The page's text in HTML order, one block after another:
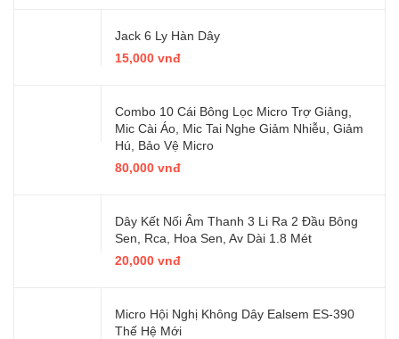
Jack 6 Ly Hàn Dây
15,000 vnđ
Combo 10 Cái Bông Lọc Micro Trợ Giảng,
Mic Cài Áo, Mic Tai Nghe Giảm Nhiễu, Giảm
Hú, Bảo Vệ Micro
80,000 vnđ
Dây Kết Nối Âm Thanh 3 Li Ra 2 Đầu Bông
Sen, Rca, Hoa Sen, Av Dài 1.8 Mét
20,000 vnđ
Micro Hội Nghị Không Dây Ealsem ES-390
Thế Hệ Mới